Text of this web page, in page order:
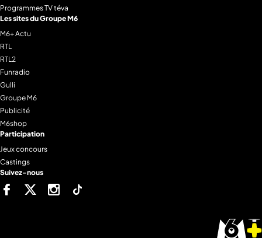
Programmes TV téva
Les sites du Groupe M6
M6+ Actu
RTL
RTL2
Funradio
Gulli
Groupe M6
Publicité
M6shop
Participation
Jeux concours
Castings
Suivez-nous
FacebookTwitter Instagram